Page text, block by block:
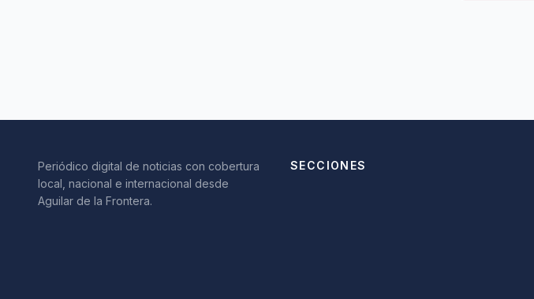
Periódico digital de noticias con cobertura
local, nacional e internacional desde
Aguilar de la Frontera.
SECCIONES